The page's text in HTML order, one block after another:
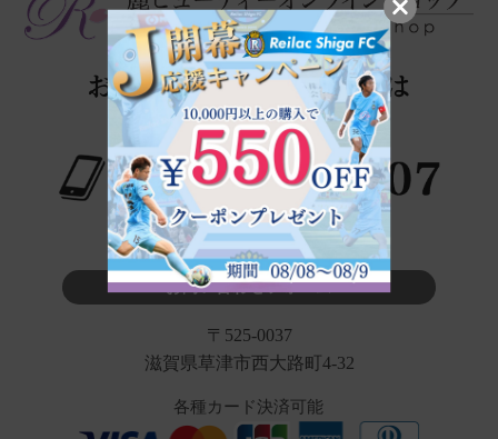
※タップでお電話が繋がります
お問い合わせフォーム
〒525-0037
滋賀県草津市西大路町4-32
各種カード決済可能